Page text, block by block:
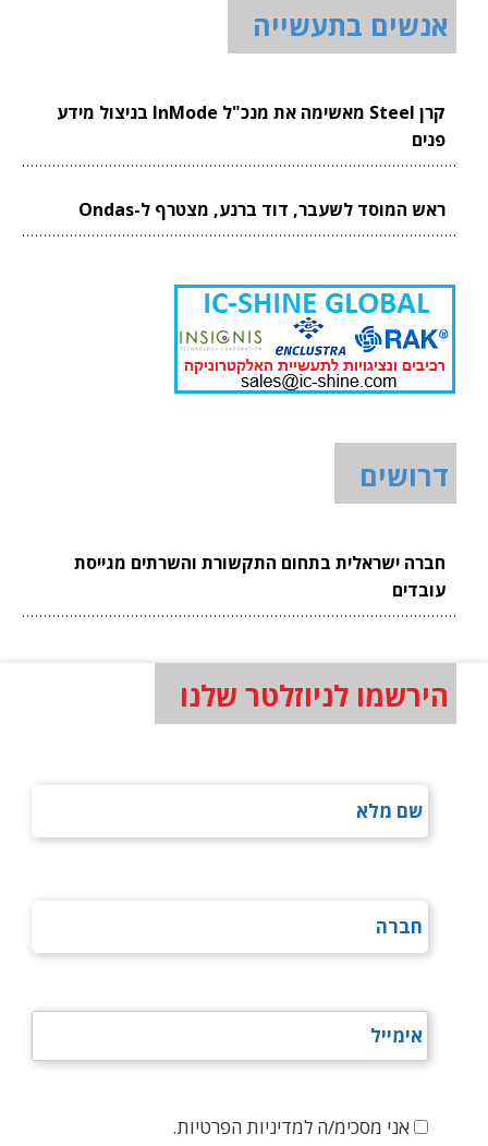
אנשים בתעשייה
קרן Steel מאשימה את מנכ"ל InMode בניצול מידע
פנים
ראש המוסד לשעבר, דוד ברנע, מצטרף ל-Ondas
דרושים
חברה ישראלית בתחום התקשורת והשרתים מגייסת
עובדים
הירשמו לניוזלטר שלנו
אני מסכימ/ה למדיניות הפרטיות.